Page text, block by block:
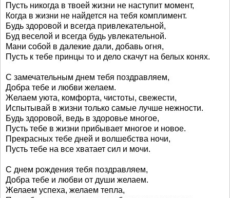
Пусть никогда в твоей жизни не наступит момент,
Когда в жизни не найдется на тебя комплимент.
Будь здоровой и всегда привлекательной,
Буд веселой и всегда будь увлекательной.
Мани собой в далекие дали, добавь огня,
Пусть к тебе принцы то и дело скачут на белых конях.
С замечательным днем тебя поздравляем,
Добра тебе и любви желаем.
Желаем уюта, комфорта, чистоты, свежести,
Испытывай в жизни только самые лучше нежности.
Будь здоровой, ведь в здоровье многое,
Пусть тебе в жизни прибывает многое и новое.
Прекрасных тебе дней и волшебства ночи,
Пусть тебе на все хватает сил и мочи.
С днем рождения тебя поздравляем,
Добра тебе и любви от души желаем.
Желаем успеха, желаем тепла,